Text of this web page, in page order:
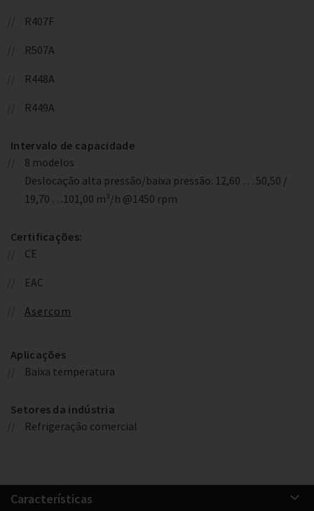
R407F
R507A
R448A
R449A
Intervalo de capacidade
8 modelos
Deslocação alta pressão/baixa pressão: 12,60 … 50,50 /
19,70 …101,00 m³/h @1450 rpm
Certificações:
CE
EAC
Asercom
Aplicações
Baixa temperatura
Setores da indústria
Refrigeração comercial
Características